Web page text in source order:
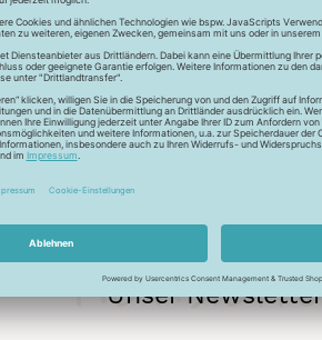
Unser Newsletter